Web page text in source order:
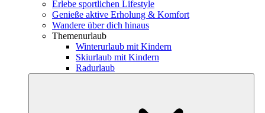
Erlebe sportlichen Lifestyle
Genieße aktive Erholung & Komfort
Wandere über dich hinaus
Themenurlaub
Winterurlaub mit Kindern
Skiurlaub mit Kindern
Radurlaub